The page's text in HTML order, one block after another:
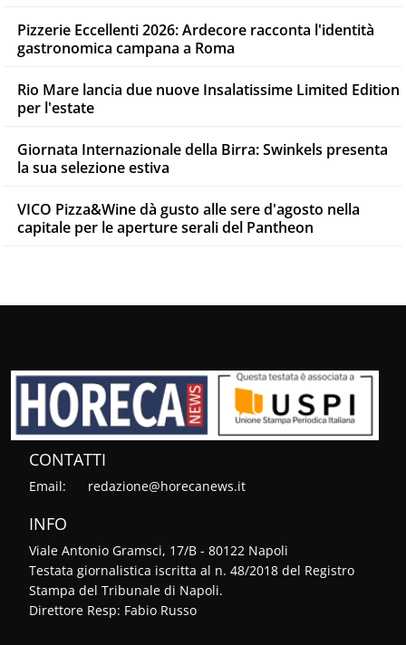
Pizzerie Eccellenti 2026: Ardecore racconta l'identità
gastronomica campana a Roma
Rio Mare lancia due nuove Insalatissime Limited Edition
per l'estate
Giornata Internazionale della Birra: Swinkels presenta
la sua selezione estiva
VICO Pizza&Wine dà gusto alle sere d'agosto nella
capitale per le aperture serali del Pantheon
CONTATTI
Email: redazione@horecanews.it
INFO
Viale Antonio Gramsci, 17/B - 80122 Napoli
Testata giornalistica iscritta al n. 48/2018 del Registro
Stampa del Tribunale di Napoli.
Direttore Resp: Fabio Russo